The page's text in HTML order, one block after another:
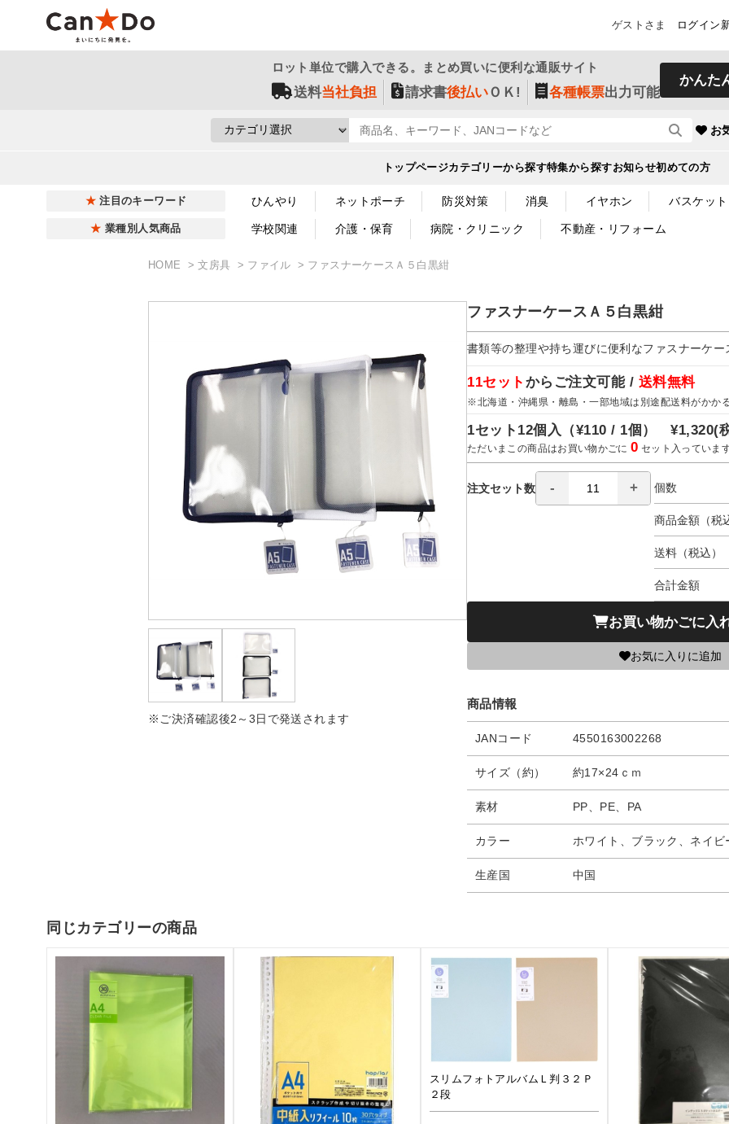
ゲストさま ログイン
ロット単位で購入できる。まとめ買いに便利な通販サイト
送料当社負担 請求書後払いＯＫ! 各種帳票出力可能
かんた
お
トップページカテゴリーから探す特集から探すお知らせ初めての方
注目のキーワード ひんやり ネットポーチ 防災対策 消臭 イヤホン バスケット
業種別人気商品 学校関連 介護・保育 病院・クリニック 不動産・リフォーム
HOME 文房具 ファイル ファスナーケースＡ５白黒紺
※ご決済確認後2～3日で発送されます
ファスナーケースＡ５白黒紺
書類等の整理や持ち運びに便利なファスナーケー
11セット からご注文可能 / 送料無料
※北海道・沖縄県・離島・一部地域は別途配送料がかか
1セット12個入（¥110 / 1個）¥1,320(
ただいまこの商品はお買い物かごに0 セット入っていま
注文セット数 個数
商品金額（税
送料（税込）
合計金額
お買い物かごに入
お気に入りに追加
商品情報
JANコード 4550163002268
サイズ（約） 約17×24ｃｍ
素材 PP、PE、PA
カラー ホワイト、ブラック、ネイ
生産国 中国
同じカテゴリーの商品
スリムフォトアルバムＬ判３２Ｐ
２段